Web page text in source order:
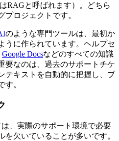
はRAGと呼ばれます）。どちら
プロジェクトです。
のような専門ツールは、最初か
うに作られています。ヘルプセ
Google Docsなどのすべての知識
要なのは、過去のサポートチケ
テキストを自動的に把握し、ブ
す。
、実際のサポート環境で必要
欠いていることが多いです。